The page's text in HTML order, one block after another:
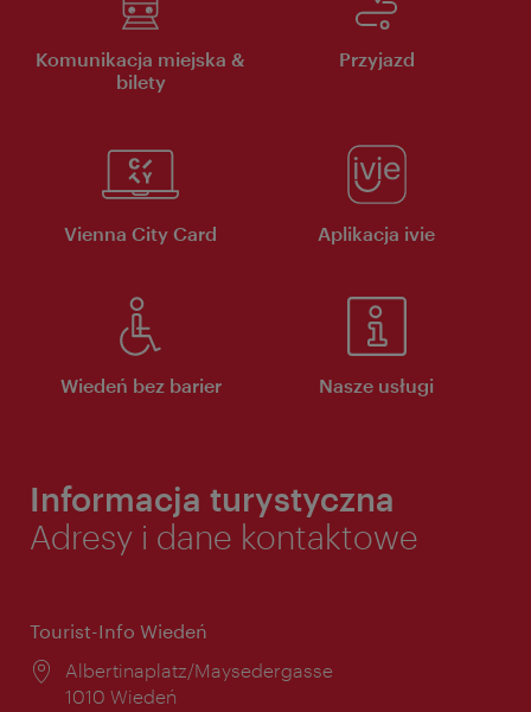
Komunikacja miejska &
bilety
Przyjazd
Vienna City Card Aplikacja ivie
Wiedeń bez barier Nasze usługi
Informacja turystyczna
Adresy i dane kontaktowe
Tourist-Info Wiedeń
Miejsce:
Albertinaplatz/Maysedergasse
1010 Wiedeń